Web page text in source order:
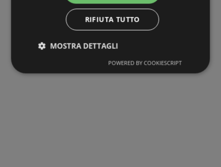
RIFIUTA TUTTO
MOSTRA DETTAGLI
POWERED BY COOKIESCRIPT